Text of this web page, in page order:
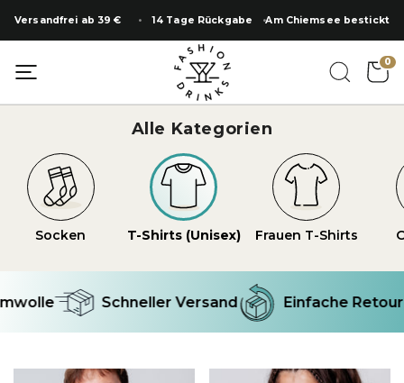
Inhalt
springen
Versandfrei ab 39 € 14 Tage Rückgabe Am Chiemsee bestickt
0
Alle Kategorien
Socken T-Shirts (Unisex) Frauen T-Shirts
Schneller Versand Einfache